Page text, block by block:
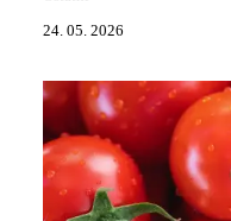
24. 05. 2026